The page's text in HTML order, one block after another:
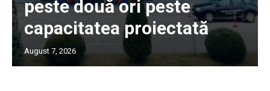
peste două ori peste
capacitatea proiectată
August 7, 2026